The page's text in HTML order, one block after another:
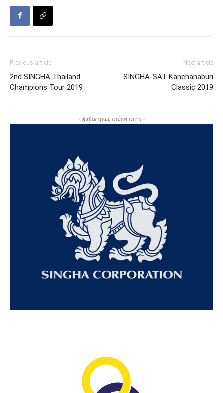
Previous article
2nd SINGHA Thailand
Champions Tour 2019
Next article
SINGHA-SAT Kanchanaburi
Classic 2019
- ผู้สนับสนุนอย่างเป็นทางการ -